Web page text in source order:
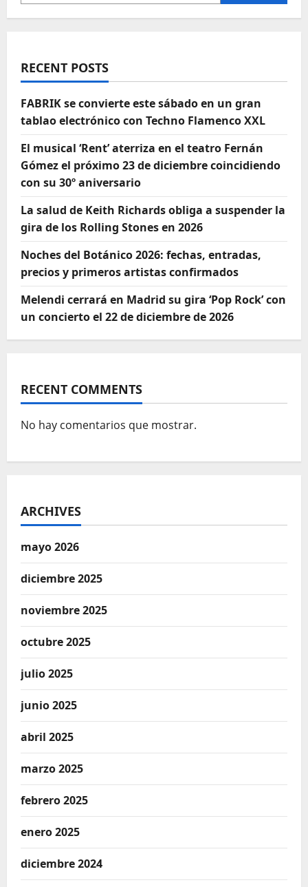
RECENT POSTS
FABRIK se convierte este sábado en un gran
tablao electrónico con Techno Flamenco XXL
El musical ‘Rent’ aterriza en el teatro Fernán
Gómez el próximo 23 de diciembre coincidiendo
con su 30º aniversario
La salud de Keith Richards obliga a suspender la
gira de los Rolling Stones en 2026
Noches del Botánico 2026: fechas, entradas,
precios y primeros artistas confirmados
Melendi cerrará en Madrid su gira ‘Pop Rock’ con
un concierto el 22 de diciembre de 2026
RECENT COMMENTS
No hay comentarios que mostrar.
ARCHIVES
mayo 2026
diciembre 2025
noviembre 2025
octubre 2025
julio 2025
junio 2025
abril 2025
marzo 2025
febrero 2025
enero 2025
diciembre 2024